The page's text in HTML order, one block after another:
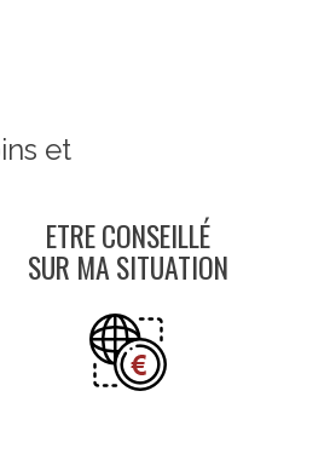
et
ETRE CONSEILLÉ
SUR MA SITUATION